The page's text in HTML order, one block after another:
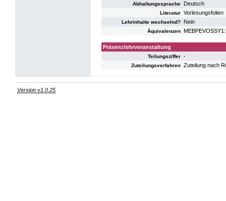
Abhaltungssprache Deutsch
Literatur Vorlesungsfolien
Lehrinhalte wechselnd? Nein
Äquivalenzen
Präsenzlehrveranstaltung
Teilungsziffer -
Zuteilungsverfahren Zuteilung nach
Version v1.0.25